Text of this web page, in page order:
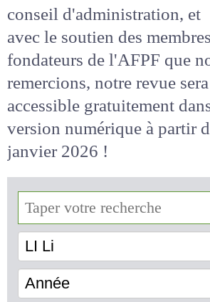
Suite à la décision de notre
conseil d'administration, et
avec le soutien des
fondateurs de l'AFPF que
remercions, notre revue
accessiblegratuitement
sa version numérique
de janvier 2026 !
LI Li